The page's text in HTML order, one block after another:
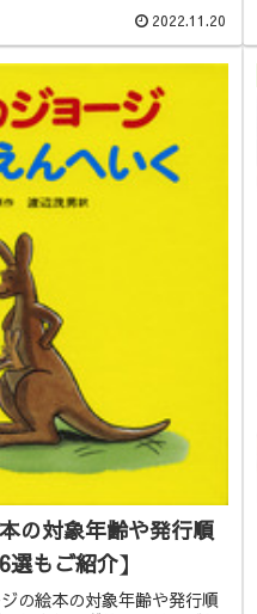
2022.11.20
の対象年齢や発行順
もご紹介】
の絵本の対象年齢や発行順